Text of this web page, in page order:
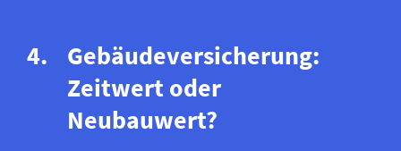
Gebäude­versicherung:
Zeitwert oder
Neubauwert?